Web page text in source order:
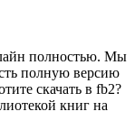
полностью. Мы
полную версию
скачать в fb2?
книг на